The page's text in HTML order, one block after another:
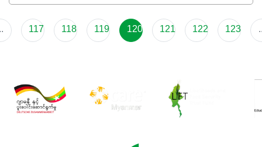
အရသာ ပိုမိုကောင်းမွန်စေဖို့အတွက် လိုအပ်တဲ့အာဟာရဓာတ်
ဖြစ်ပါတယ်။ ဟူးမစ်အက်စစ်ပါဝင်ပေါင်းစပ်ထားတဲ့အတွက်
အကျိုးကျေးဇူးများစွာကိုရရှိစေမှာဖြစ်ပါတယ်။ စပါးအပါအဝင်
နှံစားသီးနှံများ၊ပဲအမျိုးမျိုး၊ဟင်းသီးဟင်းရွက်နဲ့ ဥယျာဉ်ခြံသီးနှံ
117 118 119 120 121 122 123